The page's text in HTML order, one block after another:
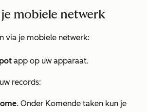
mobiele netwerk
via je mobiele netwerk:
app op uw apparaat.
records:
. Onder Komende taken kun je